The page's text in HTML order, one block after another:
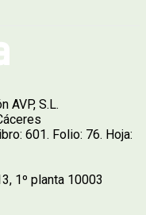
AVP, S.L.
601. Folio: 76. Hoja:
1º planta 10003